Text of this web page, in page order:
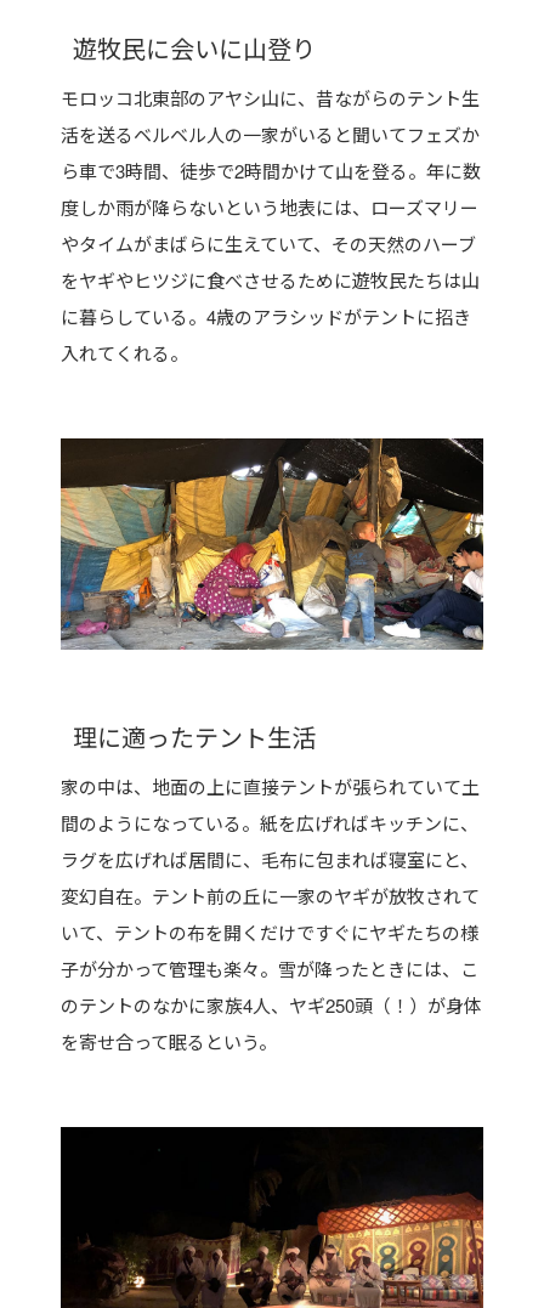
遊牧民に会いに山登り
モロッコ北東部のアヤシ山に、昔ながらのテント生
活を送るベルベル人の一家がいると聞いてフェズか
ら車で3時間、徒歩で2時間かけて山を登る。年に数
度しか雨が降らないという地表には、ローズマリー
やタイムがまばらに生えていて、その天然のハーブ
をヤギやヒツジに食べさせるために遊牧民たちは山
に暮らしている。4歳のアラシッドがテントに招き
入れてくれる。
理に適ったテント生活
家の中は、地面の上に直接テントが張られていて土
間のようになっている。紙を広げればキッチンに、
ラグを広げれば居間に、毛布に包まれば寝室にと、
変幻自在。テント前の丘に一家のヤギが放牧されて
いて、テントの布を開くだけですぐにヤギたちの様
子が分かって管理も楽々。雪が降ったときには、こ
のテントのなかに家族4人、ヤギ250頭（！）が身体
を寄せ合って眠るという。